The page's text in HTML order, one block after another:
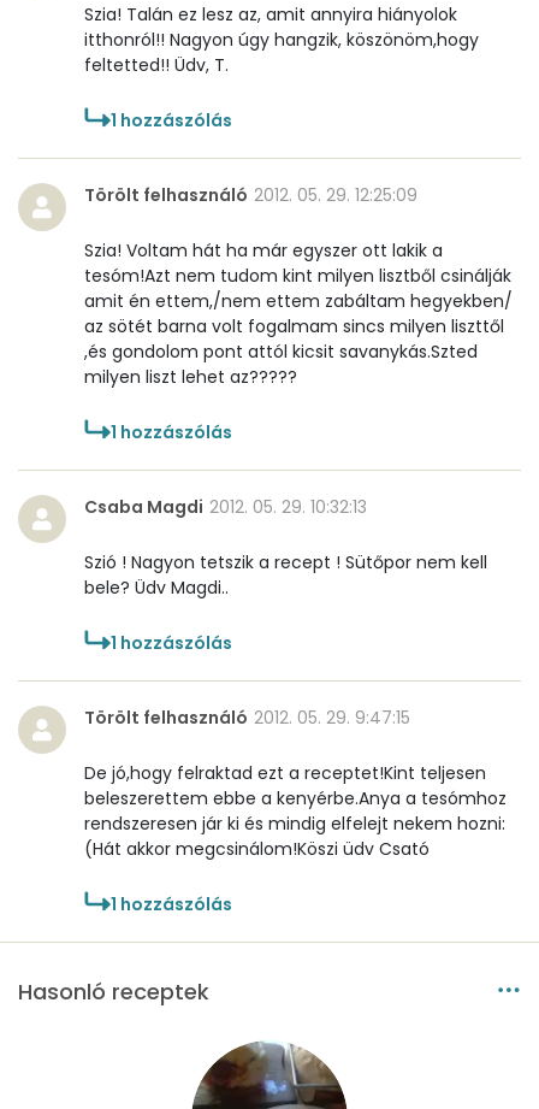
Összesen 571 kcal
Szia! Talán ez lesz az, amit annyira hiányolok
itthonról!! Nagyon úgy hangzik, köszönöm,hogy
feltetted!! Üdv, T.
1 hozzászólás
Törölt felhasználó 2012. 05. 29. 12:25:09
Szia! Voltam hát ha már egyszer ott lakik a
tesóm!Azt nem tudom kint milyen lisztből csinálják
amit én ettem,/nem ettem zabáltam hegyekben/
az sötét barna volt fogalmam sincs milyen liszttől
,és gondolom pont attól kicsit savanykás.Szted
milyen liszt lehet az?????
1 hozzászólás
Csaba Magdi 2012. 05. 29. 10:32:13
Szió ! Nagyon tetszik a recept ! Sütőpor nem kell
bele? Üdv Magdi..
1 hozzászólás
Törölt felhasználó 2012. 05. 29. 9:47:15
De jó,hogy felraktad ezt a receptet!Kint teljesen
beleszerettem ebbe a kenyérbe.Anya a tesómhoz
rendszeresen jár ki és mindig elfelejt nekem hozni:
(Hát akkor megcsinálom!Köszi üdv Csató
1 hozzászólás
Hasonló receptek